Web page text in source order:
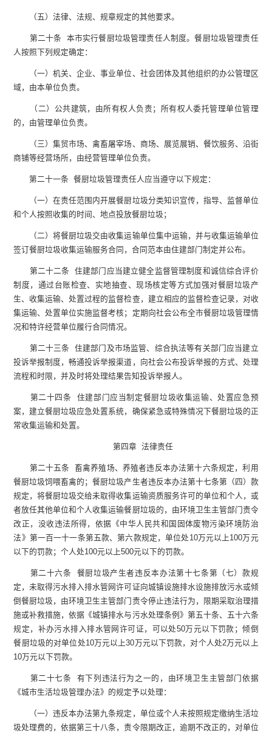
（五）法律、法规、规章规定的其他要求。
第二十条 本市实行餐厨垃圾管理责任人制度。餐厨垃圾管理责任
人按照下列规定确定：
（一）机关、企业、事业单位、社会团体及其他组织的办公管理区
域，由本单位负责。
（二）公共建筑，由所有权人负责；所有权人委托管理单位管理
的，由管理单位负责。
（三）集贸市场、禽畜屠宰场、商场、展览展销、餐饮服务、沿街
商铺等经营场所，由经营管理单位负责。
第二十一条 餐厨垃圾管理责任人应当遵守以下规定：
（一）在责任范围内开展餐厨垃圾分类知识宣传，指导、监督单位
和个人按照收集的时间、地点投放餐厨垃圾；
（二）将餐厨垃圾交由收集运输单位集中运输，并与收集运输单位
签订餐厨垃圾收集运输服务合同，合同范本由住建部门制定并公布。
第二十二条 住建部门应当建立健全监督管理制度和诚信综合评价
制度，通过台账检查、实地抽查、现场核定等方式加强对餐厨垃圾产
生、收集运输、处置过程的监督检查，建立相应的监督检查记录，对收
集运输、处置单位实施监督考核；定期向社会公布全市餐厨垃圾管理情
况和特许经营单位履行合同情况。
第二十三条 住建部门及市场监管、综合执法等有关部门应当建立
投诉举报制度，畅通投诉举报渠道，向社会公布投诉举报的方式、处理
流程和时限，并及时将处理结果告知投诉举报人。
第二十四条 住建部门应当制定餐厨垃圾收集运输、处置应急预
案，建立餐厨垃圾应急处置系统，确保紧急或特殊情况下餐厨垃圾的正
常收集运输和处置。
第四章 法律责任
第二十五条 畜禽养殖场、养殖者违反本办法第十六条规定，利用
餐厨垃圾饲喂畜禽的；餐厨垃圾产生者违反本办法第十七条第（四）款
规定，将餐厨垃圾交给未取得收集运输资质服务许可的单位和个人，或
者放任其他单位和个人收集运输餐厨垃圾的，由环境卫生主管部门责令
改正，没收违法所得，依据《中华人民共和国固体废物污染环境防治
法》第一百一十一条第五款、第六款规定，单位处10万元以上100万元
以下的罚款；个人处100元以上500元以下的罚款。
第二十六条 餐厨垃圾产生者违反本办法第十七条第（七）款规
定，未取得污水排入排水管网许可证向城镇设施排水设施排放污水或倾
倒餐厨垃圾，由环境卫生主管部门责令停止违法行为，限期采取治理措
施或补救措施，依据《城镇排水与污水处理条例》第五十条、五十六条
规定，补办污水排入排水管网许可证，可以处50万元以下罚款；倾倒
餐厨垃圾的对单位处10万元以上30万元以下罚款，对个人处2万元以上
10万元以下罚款。
第二十七条 有下列违法行为之一的，由环境卫生主管部门依据
《城市生活垃圾管理办法》的规定予以处理：
（一）违反本办法第九条规定，单位或个人未按照规定缴纳生活垃
圾处理费的，依据第三十八条，责令限期改正，逾期不改正的，对单位